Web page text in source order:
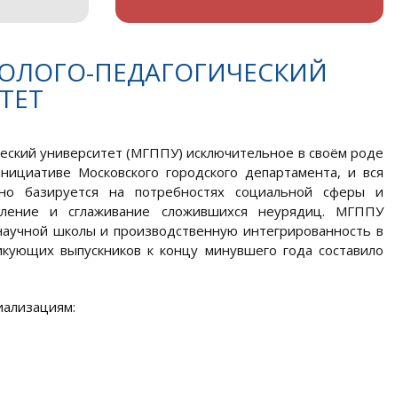
ПЕДАГОГИЧЕСКИЙ
университет (МГППУ) исключительное в своём роде
Московского городского департамента, и вся
базируется на потребностях социальной сферы и
и сглаживание сложившихся неурядиц. МГППУ
школы и производственную интегрированность в
выпускников к концу минувшего года составило